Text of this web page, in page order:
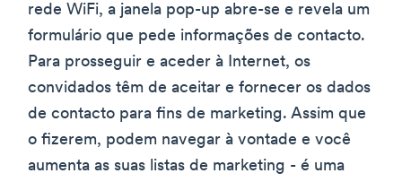
rede WiFi, a janela pop-up abre-se e revela um
formulário que pede informações de contacto.
Para prosseguir e aceder à Internet, os
convidados têm de aceitar e fornecer os dados
de contacto para fins de marketing. Assim que
o fizerem, podem navegar à vontade e você
aumenta as suas listas de marketing - é uma